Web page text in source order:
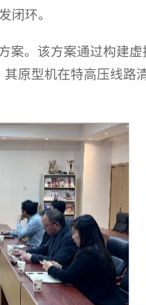
闭环。
案。该方案通过构建
原型机在特高压线路